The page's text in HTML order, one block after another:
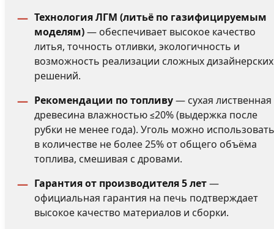
Технология ЛГМ (литьё по газифицируемым
моделям)— обеспечивает высокое качество
литья, точность отливки, экологичность и
возможность реализации сложных дизайнерских
решений.
Рекомендации по топливу— сухая лиственная
древесина влажностью ≤20% (выдержка после
рубки не менее года). Уголь можно использовать
в количестве не более 25% от общего объёма
топлива, смешивая с дровами.
Гарантия от производителя 5 лет—
официальная гарантия на печь подтверждает
высокое качество материалов и сборки.